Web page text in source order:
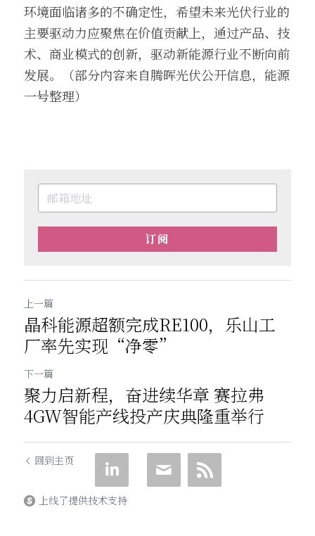
环境面临诸多的不确定性，希望未来光伏行业的
主要驱动力应聚焦在价值贡献上，通过产品、技
术、商业模式的创新，驱动新能源行业不断向前
发展。（部分内容来自腾晖光伏公开信息，能源
一号整理）
订阅
上一篇
晶科能源超额完成RE100，乐山工
厂率先实现“净零”
下一篇
聚力启新程，奋进续华章 赛拉弗
4GW智能产线投产庆典隆重举行
回到主页
上线了提供技术支持